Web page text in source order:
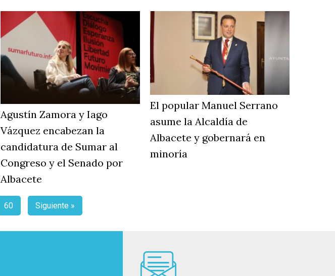
Agustín Zamora y Iago
Vázquez encabezan la
candidatura de Sumar al
Congreso y el Senado por
Albacete
El popular Manuel Serrano
asume la Alcaldía de
Albacete y gobernará en
minoría
60 Siguiente »